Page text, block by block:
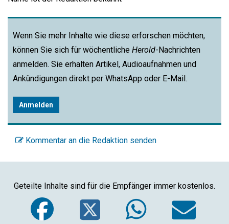
Wenn Sie mehr Inhalte wie diese erforschen möchten,
können Sie sich für wöchentliche Herold-Nachrichten
anmelden. Sie erhalten Artikel, Audioaufnahmen und
Ankündigungen direkt per WhatsApp oder E-Mail.
Anmelden
Kommentar an die Redaktion senden
Geteilte Inhalte sind für die Empfänger immer kostenlos.
Facebook
Twitter